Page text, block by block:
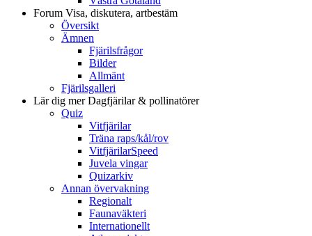
Forum Visa, diskutera, artbestäm
Översikt
Ämnen
Fjärilsfrågor
Bilder
Allmänt
Fjärilsgalleri
Lär dig merDagfjärilar & pollinatörer
Quiz
Vitfjärilar
Träna raps/kål/rov
VitfjärilarSpeed
Juvela vingar
Quizarkiv
Annan övervakning
Regionalt
Faunaväkteri
Internationellt